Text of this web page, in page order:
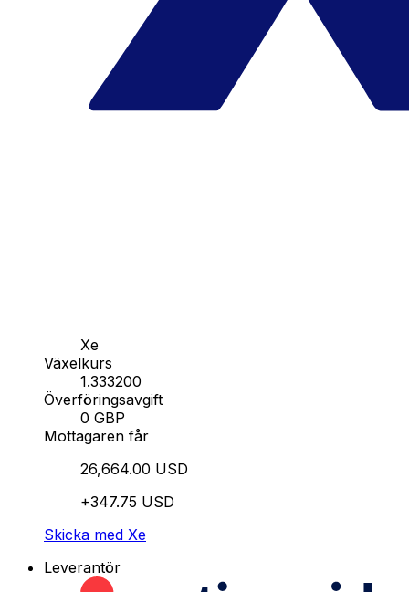
Xe
Växelkurs
1.333200
Överföringsavgift
0 GBP
Mottagaren får
26,664.00 USD
+347.75 USD
Skicka med Xe
Leverantör